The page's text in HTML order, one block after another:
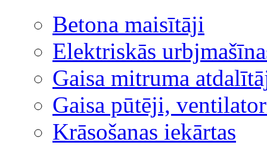
Betona maisītāji
Elektriskās
Gaisa mitruma
Gaisa pūtēji,
Krāsošanas iekārtas